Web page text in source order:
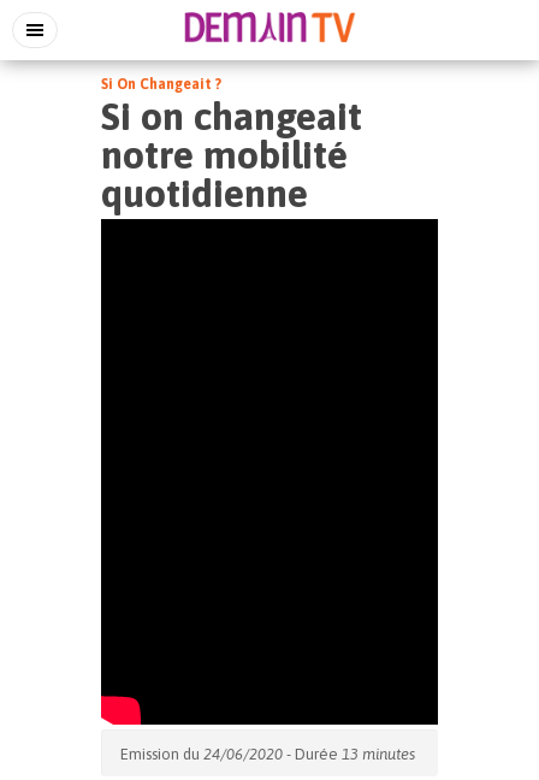
Si On Changeait ?
Si on changeait
notre mobilité
quotidienne
Emission du 24/06/2020 - Durée 13 minutes